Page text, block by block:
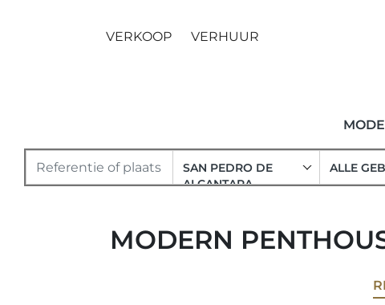
VERKOOP VERHUUR
SAN PEDRO DE
ALCANTARA
ALLE
MODERN